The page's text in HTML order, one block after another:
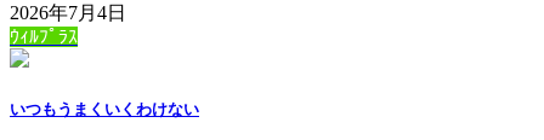
2026年7月4日
ｳｨﾙﾌﾟﾗｽ
いつもうまくいくわけない